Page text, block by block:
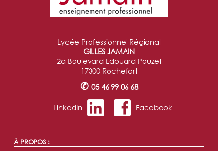
Lycée Professionnel Régional
GILLES JAMAIN
2a Boulevard Edouard Pouzet
17300 Rochefort
✆ 05 46 99 06 68
LinkedIn Facebook
À PROPOS :